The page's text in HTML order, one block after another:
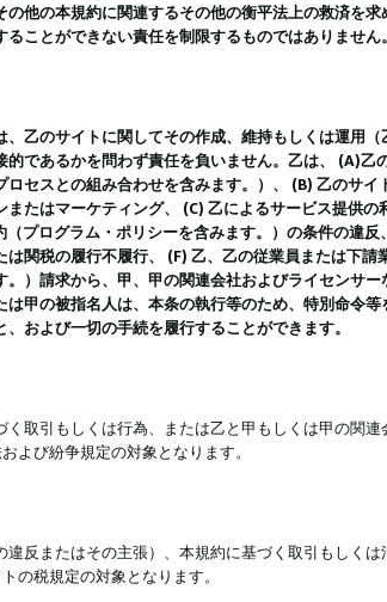
他の本規約に関連するその他の衡平法上の救済を
ことができない責任を制限するものではありません。
乙のサイトに関してその作成、維持もしくは運用
であるかを問わず責任を負いません。乙は、 (A)
セスとの組み合わせを含みます。）、 (B) 乙のサ
たはマーケティング、 (C) 乙によるサービス提供
プログラム・ポリシーを含みます。）の条件の違
関税の履行不履行、 (F) 乙、乙の従業員または下
）請求から、甲、甲の関連会社およびライセンサ
甲の被指名人は、本条の執行等のため、特別命令
および一切の手続を履行することができます。
取引もしくは行為、または乙と甲もしくは甲の関
よび紛争規定の対象となります。
反またはその主張）、本規約に基づく取引もしく
の税規定の対象となります。